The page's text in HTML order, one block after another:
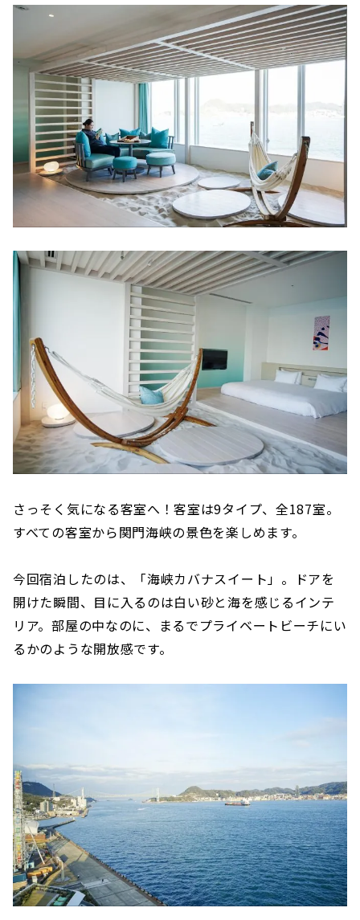
さっそく気になる客室へ！客室は9タイプ、全187室。
すべての客室から関門海峡の景色を楽しめます。
今回宿泊したのは、「海峡カバナスイート」。ドアを
開けた瞬間、目に入るのは白い砂と海を感じるインテ
リア。部屋の中なのに、まるでプライベートビーチにい
るかのような開放感です。